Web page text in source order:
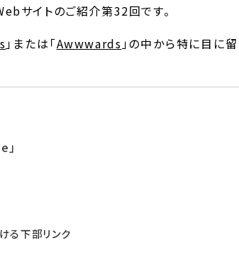
サイトのご紹介第32回です。
」または「Awwwards」の中から特に目に
る下部リンク